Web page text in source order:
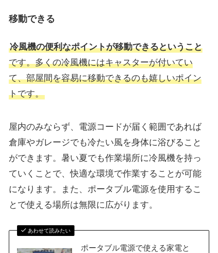
移動できる
冷風機の便利なポイントが移動できるということ
です。多くの冷風機にはキャスターが付いてい
て、部屋間を容易に移動できるのも嬉しいポイン
トです。
屋内のみならず、電源コードが届く範囲であれば
倉庫やガレージでも冷たい風を身体に浴びること
ができます。暑い夏でも作業場所に冷風機を持っ
ていくことで、快適な環境で作業することが可能
になります。また、ポータブル電源を使用するこ
とで使える場所は無限に広がります。
あわせて読みたい
ポータブル電源で使える家電と